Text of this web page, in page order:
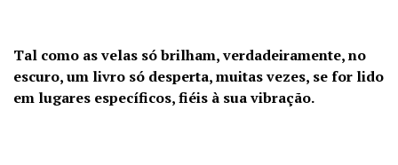
Tal como as velas só brilham, verdadeiramente, no
escuro, um livro só desperta, muitas vezes, se for lido
em lugares específicos, fiéis à sua vibração.